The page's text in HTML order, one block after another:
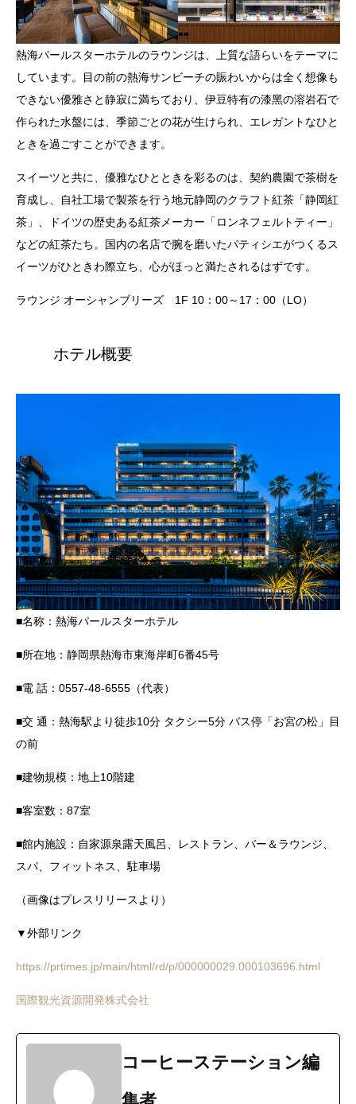
熱海パールスターホテルのラウンジは、上質な語らいをテーマに
しています。⽬の前の熱海サンビーチの賑わいからは全く想像も
できない優雅さと静寂に満ちており、伊⾖特有の漆⿊の溶岩⽯で
作られた⽔盤には、季節ごとの花が⽣けられ、エレガントなひと
ときを過ごすことができます。
スイーツと共に、優雅なひとときを彩るのは、契約農園で茶樹を
育成し、⾃社⼯場で製茶を⾏う地元静岡のクラフト紅茶「静岡紅
茶」、ドイツの歴史ある紅茶メーカー「ロンネフェルトティー」
などの紅茶たち。国内の名店で腕を磨いたパティシエがつくるス
イーツがひときわ際立ち、⼼がほっと満たされるはずです。
ラウンジ オーシャンブリーズ 1F 10：00～17：00（LO）
ホテル概要
■名称：熱海パールスターホテル
■所在地：静岡県熱海市東海岸町6番45号
■電 話：0557-48-6555（代表）
■交 通：熱海駅より徒歩10分 タクシー5分 バス停「お宮の松」⽬
の前
■建物規模：地上10階建
■客室数：87室
■館内施設：⾃家源泉露天⾵呂、レストラン、バー＆ラウンジ、
スパ、フィットネス、駐⾞場
（画像はプレスリリースより）
▼外部リンク
https://prtimes.jp/main/html/rd/p/000000029.000103696.html
国際観光資源開発株式会社
コーヒーステーション編